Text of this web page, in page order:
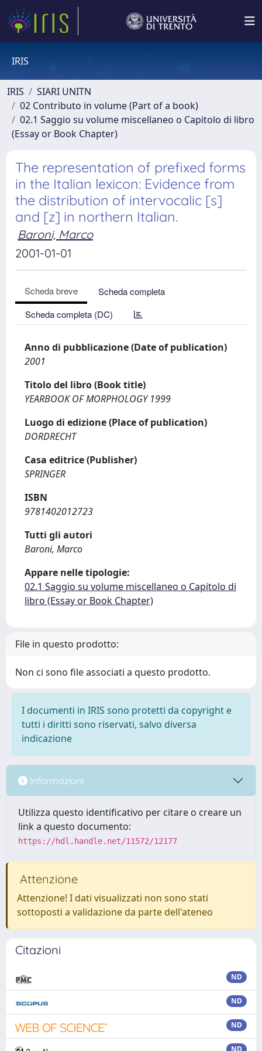
IRIS
IRIS
SIARI UNITN
02 Contributo in volume (Part of a book)
02.1 Saggio su volume miscellaneo o Capitolo di libro
(Essay or Book Chapter)
The representation of prefixed forms
in the Italian lexicon: Evidence from
the distribution of intervocalic [s]
and [z] in northern Italian.
Baroni, Marco
2001-01-01
Scheda breve
Scheda completa
Scheda completa (DC)
Anno di pubblicazione (Date of publication)
2001
Titolo del libro (Book title)
YEARBOOK OF MORPHOLOGY 1999
Luogo di edizione (Place of publication)
DORDRECHT
Casa editrice (Publisher)
SPRINGER
ISBN
9781402012723
Tutti gli autori
Baroni, Marco
Appare nelle tipologie:
02.1 Saggio su volume miscellaneo o Capitolo di
libro (Essay or Book Chapter)
File in questo prodotto:
Non ci sono file associati a questo prodotto.
I documenti in IRIS sono protetti da copyright e
tutti i diritti sono riservati, salvo diversa
indicazione
Informazioni
Utilizza questo identificativo per citare o creare un
link a questo documento:
https://hdl.handle.net/11572/12177
Attenzione
Attenzione! I dati visualizzati non sono stati
sottoposti a validazione da parte dell'ateneo
Citazioni
ND
ND
ND